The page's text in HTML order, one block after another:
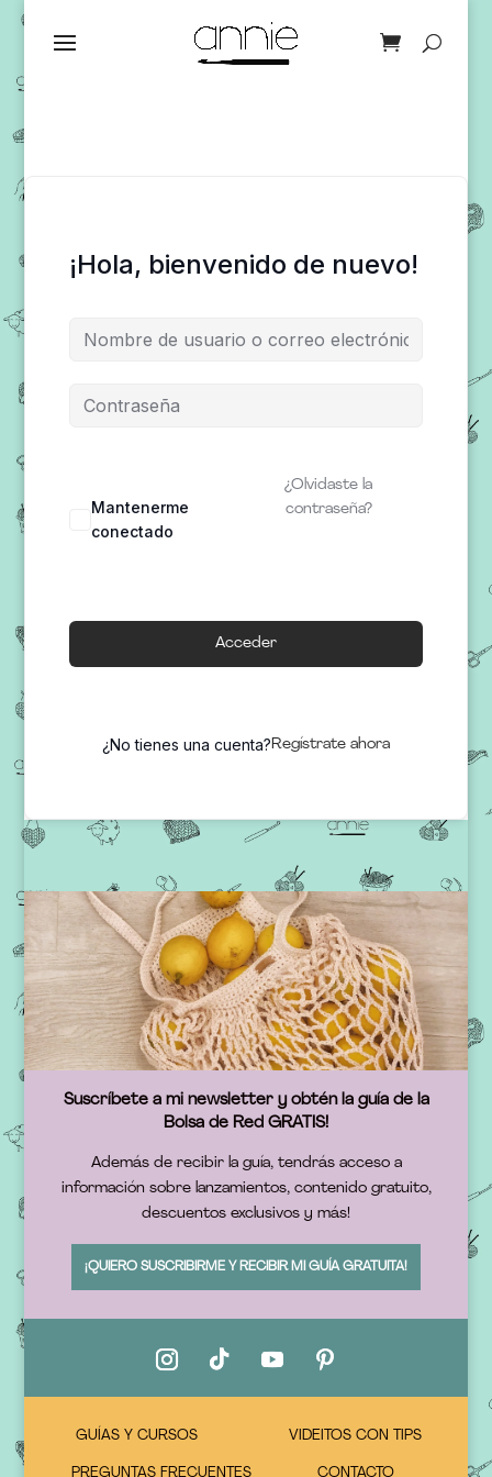
¡Hola, bienvenido de nuevo!
Mantenerme
conectado
¿Olvidaste la
contraseña?
Acceder
¿No tienes una cuenta?Regístrate ahora
Suscríbete a mi newsletter y obtén la guía de la
Bolsa de Red GRATIS!
Además de recibir la guía, tendrás acceso a
información sobre lanzamientos, contenido gratuito,
descuentos exclusivos y más!
¡QUIERO SUSCRIBIRME Y RECIBIR MI GUÍA GRATUITA!
GUÍAS Y CURSOS VIDEITOS CON TIPS
PREGUNTAS FRECUENTES CONTACTO